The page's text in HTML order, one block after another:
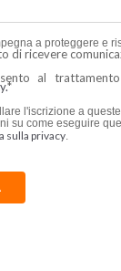
a proteggere e
di ricevere
al
*
l'iscrizione a
su come eseguire
sulla privacy.